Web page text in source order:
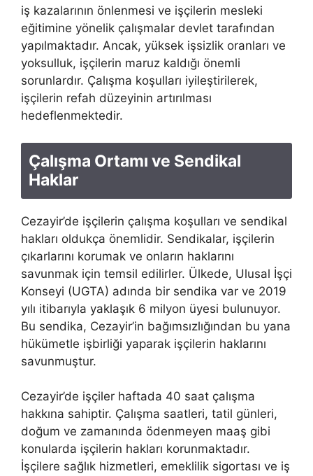
iş kazalarının önlenmesi ve işçilerin mesleki
eğitimine yönelik çalışmalar devlet tarafından
yapılmaktadır. Ancak, yüksek işsizlik oranları ve
yoksulluk, işçilerin maruz kaldığı önemli
sorunlardır. Çalışma koşulları iyileştirilerek,
işçilerin refah düzeyinin artırılması
hedeflenmektedir.
Çalışma Ortamı ve Sendikal
Haklar
Cezayir’de işçilerin çalışma koşulları ve sendikal
hakları oldukça önemlidir. Sendikalar, işçilerin
çıkarlarını korumak ve onların haklarını
savunmak için temsil edilirler. Ülkede, Ulusal İşçi
Konseyi (UGTA) adında bir sendika var ve 2019
yılı itibarıyla yaklaşık 6 milyon üyesi bulunuyor.
Bu sendika, Cezayir’in bağımsızlığından bu yana
hükümetle işbirliği yaparak işçilerin haklarını
savunmuştur.
Cezayir’de işçiler haftada 40 saat çalışma
hakkına sahiptir. Çalışma saatleri, tatil günleri,
doğum ve zamanında ödenmeyen maaş gibi
konularda işçilerin hakları korunmaktadır.
İşçilere sağlık hizmetleri, emeklilik sigortası ve iş